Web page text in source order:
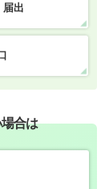
届出
合は